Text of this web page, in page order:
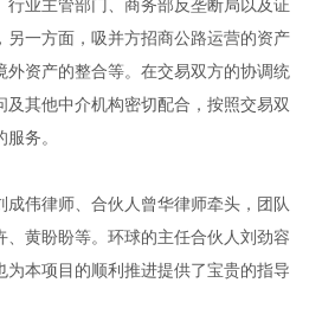
行业主管部门、商务部反垄断局以及证
另一方面，吸并方招商公路运营的资产
外资产的整合等。在交易双方的协调统
其他中介机构密切配合，按照交易双
务。
成伟律师、合伙人 曾华律师牵头，团队
、黄盼盼等。环球的主任合伙人刘劲容
为本项目的顺利推进提供了宝贵的指导